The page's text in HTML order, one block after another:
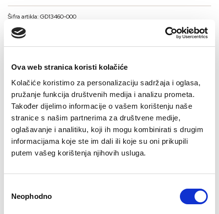
Ova web stranica koristi kolačiće
Kolačiće koristimo za personalizaciju sadržaja i oglasa,
pružanje funkcija društvenih medija i analizu prometa.
Također dijelimo informacije o vašem korištenju naše
stranice s našim partnerima za društvene medije,
oglašavanje i analitiku, koji ih mogu kombinirati s drugim
informacijama koje ste im dali ili koje su oni prikupili
putem vašeg korištenja njihovih usluga.
Selection
Neophodno
Šifra artikla: GD13460-000
BOJA- BIJELA
50 52 54
- + DODAJTE U KORPU
Ova posebna kolekcija majica kreirana je za Svjetsko prvenstvo i donosi